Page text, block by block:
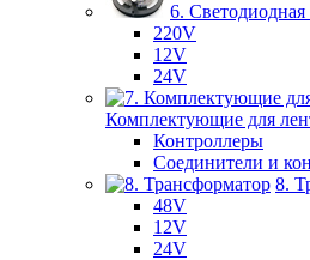
6. Светодиодная
220V
12V
24V
Комплектующие для
Контроллеры
Соединители и
8.
48V
12V
24V